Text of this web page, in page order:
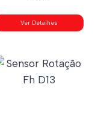
Ver Detalhes